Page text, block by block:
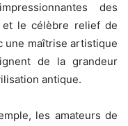
des
et le célèbre relief de
une maîtrise artistique
de la grandeur
antique.
les amateurs de